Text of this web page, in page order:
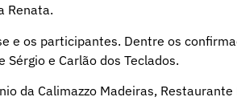
Renata.
e os participantes. Dentre os
Sérgio e Carlão dos Teclados.
da Calimazzo Madeiras,